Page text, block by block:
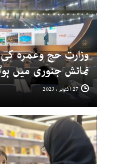
وزارت حج وعمرہ کی
نمائش جنوری میں
27 اکتوبر ، 2023